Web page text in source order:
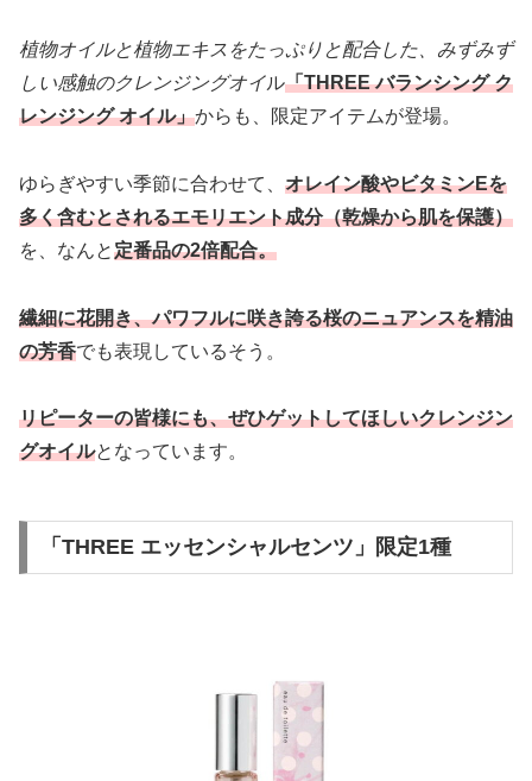
植物オイルと植物エキスをたっぷりと配合した、みずみず
しい感触のクレンジングオイル「THREE バランシング ク
レンジング オイル」からも、限定アイテムが登場。
ゆらぎやすい季節に合わせて、 オレイン酸やビタミンEを
多く含むとされるエモリエント成分（乾燥から肌を保護）
を、なんと定番品の2倍配合。
繊細に花開き、パワフルに咲き誇る桜のニュアンスを精油
の芳香でも表現しているそう。
リピーターの皆様にも、ぜひゲットしてほしいクレンジン
グオイルとなっています。
「THREE エッセンシャルセンツ」限定1種